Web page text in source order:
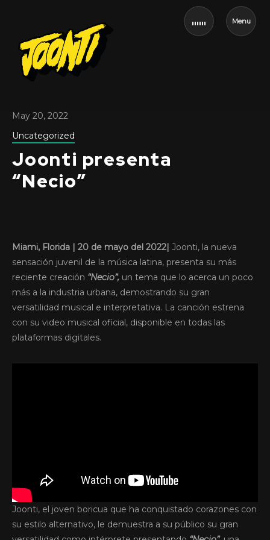
Menu
May 20, 2022
Uncategorized
Joonti presenta
“Necio”
Miami, Florida | 20 de mayo del 2022| Joonti, la nueva
sensación juvenil de la música latina, presenta su más
reciente creación “Necio”, un tema que lo acerca un poco
más a la industria urbana, demostrando su gran
versatilidad musical e interpretativa. La canción estrena
con su video musical oficial, disponible en todas las
plataformas digitales.
Joonti, el joven boricua que ha conquistado corazones con
su estilo alternativo, le demuestra a su público su gran